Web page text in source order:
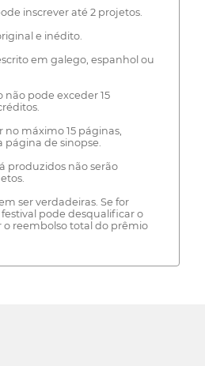
inscrever até 2 projetos.
e inédito.
em galego, espanhol ou
não pode exceder 15
no máximo 15 páginas,
página de sinopse.
produzidos não serão
ser verdadeiras. Se for
pode desqualificar o
o reembolso total do prêmio